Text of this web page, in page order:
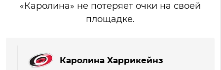
«Каролина» не потеряет очки на своей
площадке.
Каролина Харрикейнз